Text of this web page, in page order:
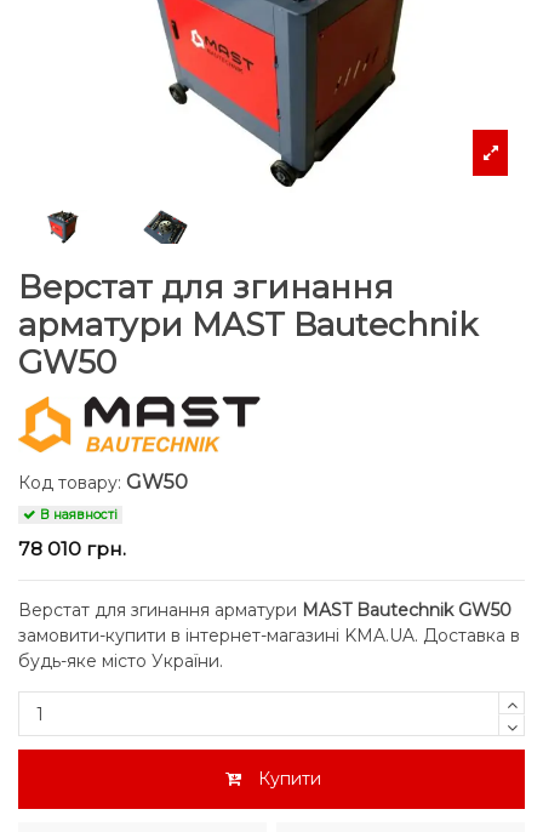
Верстат для згинання
арматури MAST Bautechnik
GW50
Код товару: GW50
В наявності
78 010 грн.
Верстат для згинання арматури MAST Bautechnik GW50
замовити-купити в інтернет-магазині KMA.UA. Доставка в
будь-яке місто України.
Купити